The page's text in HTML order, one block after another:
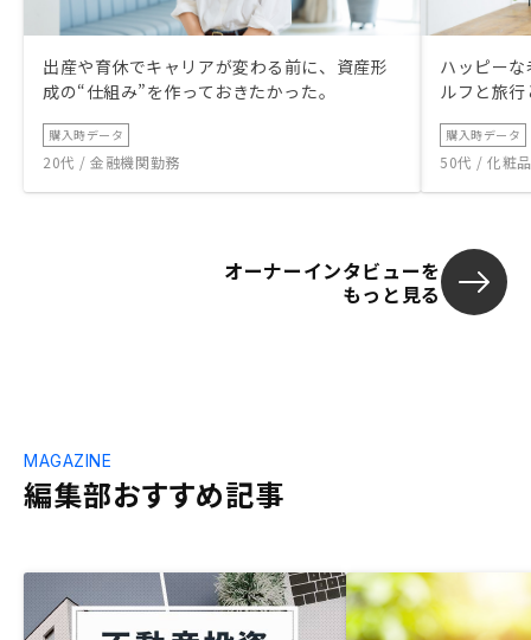
出産や育休でキャリアが変わる前に、資産形
成の“仕組み”を作っておきたかった。
購入時データ
20代 / 金融機関勤務
ハッピー
ルフと旅
購入時データ
50代 / 化粧
オーナーインタビューを
もっと見る
編集部おすすめ記事
MAGAZINE